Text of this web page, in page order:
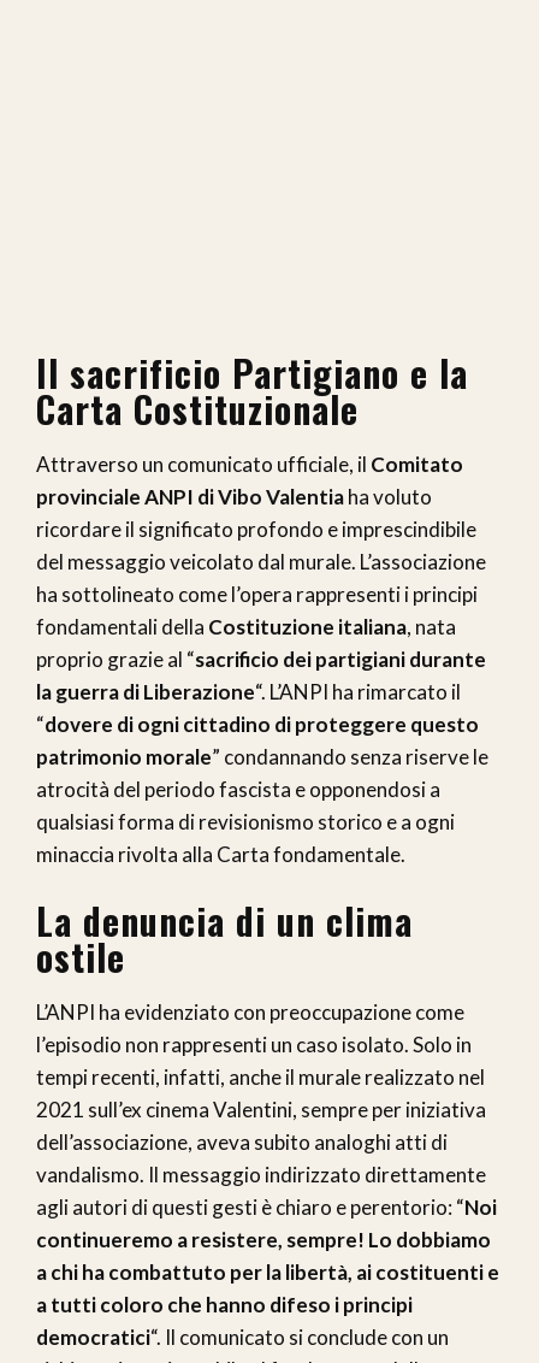
Il sacrificio Partigiano e la
Carta Costituzionale
Attraverso un comunicato ufficiale, il Comitato
provinciale ANPI di Vibo Valentiaha voluto
ricordare il significato profondo e imprescindibile
del messaggio veicolato dal murale. L’associazione
ha sottolineato come l’opera rappresenti i principi
fondamentali della Costituzione italiana, nata
proprio grazie al “sacrificio dei partigiani durante
la guerra di Liberazione“. L’ANPI ha rimarcato il
“dovere di ogni cittadino di proteggere questo
patrimonio morale” condannando senza riserve le
atrocità del periodo fascista e opponendosi a
qualsiasi forma di revisionismo storico e a ogni
minaccia rivolta alla Carta fondamentale.
La denuncia di un clima
ostile
L’ANPI ha evidenziato con preoccupazione come
l’episodio non rappresenti un caso isolato. Solo in
tempi recenti, infatti, anche il murale realizzato nel
2021 sull’ex cinema Valentini, sempre per iniziativa
dell’associazione, aveva subito analoghi atti di
vandalismo. Il messaggio indirizzato direttamente
agli autori di questi gesti è chiaro e perentorio: “Noi
continueremo a resistere, sempre! Lo dobbiamo
a chi ha combattuto per la libertà, ai costituenti e
a tutti coloro che hanno difeso i principi
democratici“. Il comunicato si conclude con un